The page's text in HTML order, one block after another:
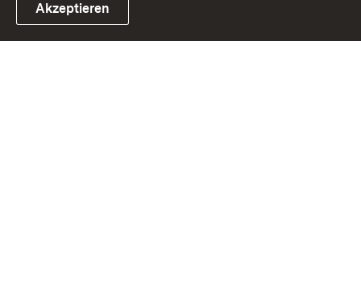
Link zum Landesportal
Akzeptieren